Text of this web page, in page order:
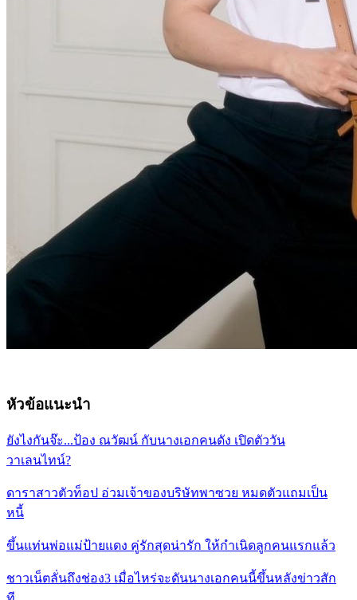
หัวข้อแนะนำ
ยังไงกันจ๊ะ...ป้อง ณวัฒน์ กับนางเอกคนดัง เปิดตัววัน
วาเลนไทน์?
ดาราสาวตัวท็อป อ่วมเจ้าของบริษัทพาซวย หมดตัวแถมเป็น
หนี้
ขึ้นแท่นพ่อแม่ป้ายแดง คู่รักสุดน่ารัก ให้กำเนิดลูกคนแรกแล้ว
ชาวเน็ตลั่นถึงช่อง3 เมื่อไหร่จะดันนางเอกคนนี้ขึ้นหลังข่าวสัก